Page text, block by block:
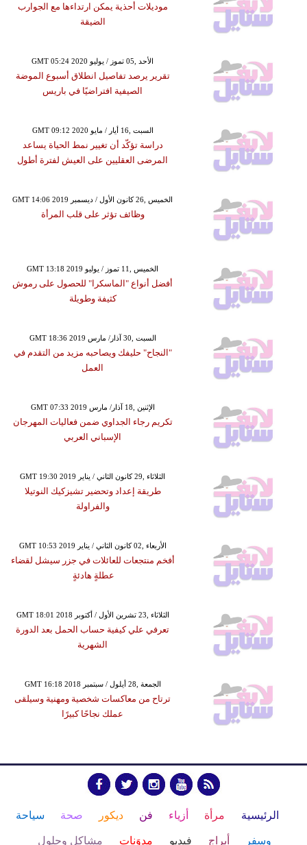
موديلات أحذية يمكن ارتداءها مع الجوارب
الضيقة
GMT 05:24 2020 الأحد ,05 تموز / يوليو
تقرير يرصد تفاصيل انطلاق أسبوع الموضة
الصيفية افتراضيًا في باريس
GMT 09:12 2020 السبت ,16 أيار / مايو
دراسة تؤكّد أن تغيير نمط الحياة يساعد
المرضى العقليين على العيش لفترة أطول
GMT 14:06 2019 الخميس ,26 كانون الأول / ديسمبر
وظائف تؤثر على قلب المرأة
GMT 13:18 2019 الخميس ,11 تموز / يوليو
أفضل أنواع "الماسكرا" للحصول على رموش
كثيفة وطويلة
GMT 18:36 2019 السبت ,30 آذار/ مارس
"النجاح" حليفك ويصاحبه مزيد من التقدم في
العمل
GMT 07:33 2019 الإثنين ,18 آذار/ مارس
تكريم رجاء الجداوي ضمن فعاليات المهرجان
الإسباني العربي
GMT 19:30 2019 الثلاثاء ,29 كانون الثاني / يناير
طريقة إعداد وتحضير تشيزكيك النوتيلا
والفراولة
GMT 10:53 2019 الأربعاء ,02 كانون الثاني / يناير
أفخم منتجعات للعائلات في جزر سيشل لقضاء
عطلةٍ هادئةٍ
GMT 18:01 2018 الثلاثاء ,23 تشرين الأول / أكتوبر
تعرفي علي كيفية حساب الحمل بعد الدورة
الشهرية
GMT 16:18 2018 الجمعة ,28 أيلول / سبتمبر
ترتاح من معاكسات شخصية ومهنية وسيلقى
عملك نجاحًا كبيرًا
الرئيسية مرأة أزياء فن ديكور صحة سياحة
وسفر أبراج فيديو مدوَنات مشاكل وحلول